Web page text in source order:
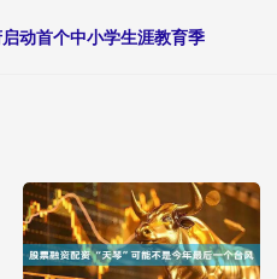
动首个中小学生涯教育季